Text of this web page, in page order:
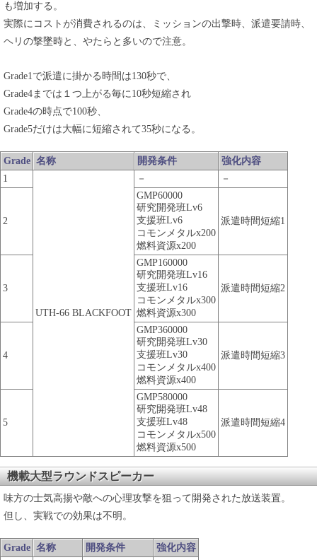
も増加する。
実際にコストが消費されるのは、ミッションの出撃時、派遣要請時、
ヘリの撃墜時と、やたらと多いので注意。
Grade1で派遣に掛かる時間は130秒で、
Grade4までは１つ上がる毎に10秒短縮され
Grade4の時点で100秒、
Grade5だけは大幅に短縮されて35秒になる。
Grade 名称 開発条件
強化内容
1
UTH-66 BLACKFOOT
－ －
2
GMP60000
研究開発班Lv6
支援班Lv6
コモンメタルx200
燃料資源x200
派遣時間短縮1
3
GMP160000
研究開発班Lv16
支援班Lv16
コモンメタルx300
燃料資源x300
派遣時間短縮2
4
GMP360000
研究開発班Lv30
支援班Lv30
コモンメタルx400
燃料資源x400
派遣時間短縮3
5
GMP580000
研究開発班Lv48
支援班Lv48
コモンメタルx500
燃料資源x500
派遣時間短縮4
機載大型ラウンドスピーカー
味方の士気高揚や敵への心理攻撃を狙って開発された放送装置。
但し、実戦での効果は不明。
Grade 名称 開発条件 強化内容